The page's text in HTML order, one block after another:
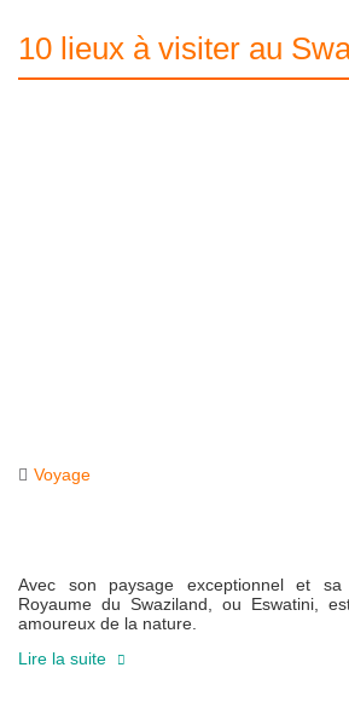
10 lieux à visiter au
Voyage
Avec son paysage exceptionnel et
Royaume du Swaziland, ou Eswatini,
amoureux de la nature.
Lire la suite